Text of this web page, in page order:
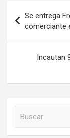
de
Se entrega
comerciante
Incautan